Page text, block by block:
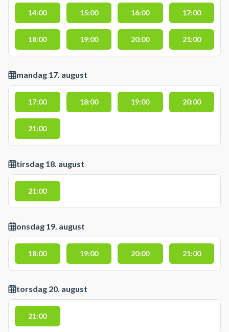
14:00 15:00 16:00 17:00
18:00 19:00 20:00 21:00
mandag 17. august
17:00 18:00 19:00 20:00
21:00
tirsdag 18. august
21:00
onsdag 19. august
18:00 19:00 20:00 21:00
torsdag 20. august
21:00